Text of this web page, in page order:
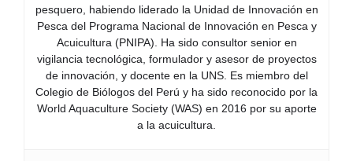
pesquero, habiendo liderado la Unidad de Innovación en
Pesca del Programa Nacional de Innovación en Pesca y
Acuicultura (PNIPA). Ha sido consultor senior en
vigilancia tecnológica, formulador y asesor de proyectos
de innovación, y docente en la UNS. Es miembro del
Colegio de Biólogos del Perú y ha sido reconocido por la
World Aquaculture Society (WAS) en 2016 por su aporte
a la acuicultura.